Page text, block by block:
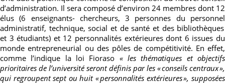
d’administration. Il sera composé d’environ 24 membres dont 12
élus (6 enseignants- chercheurs, 3 personnes du personnel
administratif, technique, social et de santé et des bibliothèques
et 3 étudiants) et 12 personnalités extérieures dont 6 issues du
monde entrepreneurial ou des pôles de compétitivité. En effet,
comme l’indique la loi Fioraso «les thématiques et objectifs
prioritaires de l’université seront définis par les «conseils centraux»,
qui regroupent sept ou huit «personnalités extérieures», supposées